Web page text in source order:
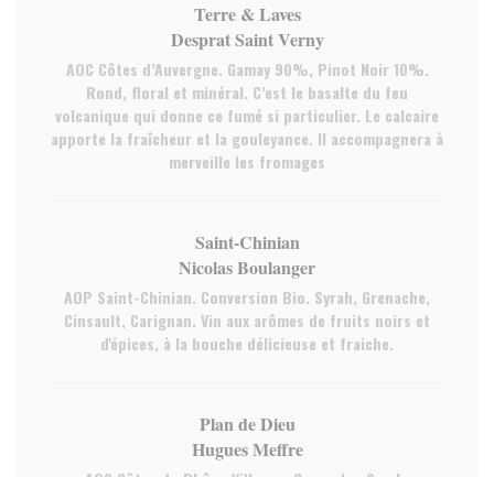
Terre & Laves
Desprat Saint Verny
AOC Côtes d’Auvergne. Gamay 90%, Pinot Noir 10%.
Rond, floral et minéral. C’est le basalte du feu
volcanique qui donne ce fumé si particulier. Le calcaire
apporte la fraîcheur et la gouleyance. Il accompagnera à
merveille les fromages
Saint-Chinian
Nicolas Boulanger
AOP Saint-Chinian. Conversion Bio. Syrah, Grenache,
Cinsault, Carignan. Vin aux arômes de fruits noirs et
d'épices, à la bouche délicieuse et fraiche.
Plan de Dieu
Hugues Meffre